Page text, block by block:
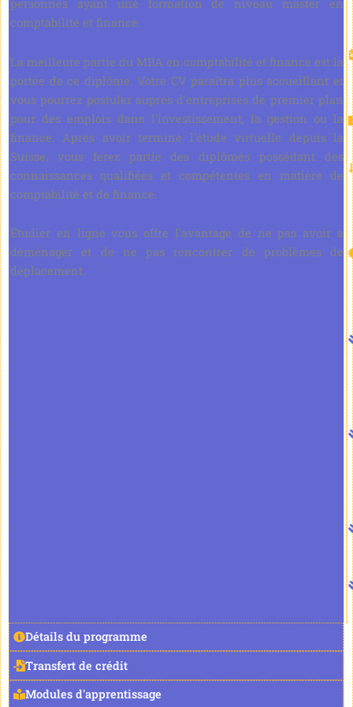
Détails du programme
Transfert de crédit
Modules d'apprentissage
personnes ayant une formation de niveau master en
comptabilité et finance.
La meilleure partie du MBA en comptabilité et finance est la
portée de ce diplôme. Votre CV paraîtra plus accueillant et
vous pourrez postuler auprès d'entreprises de premier plan
pour des emplois dans l'investissement, la gestion ou la
finance. Après avoir terminé l'étude virtuelle depuis la
Suisse, vous ferez partie des diplômés possédant des
connaissances qualifiées et compétentes en matière de
comptabilité et de finance.
Étudier en ligne vous offre l'avantage de ne pas avoir à
déménager et de ne pas rencontrer de problèmes de
déplacement.